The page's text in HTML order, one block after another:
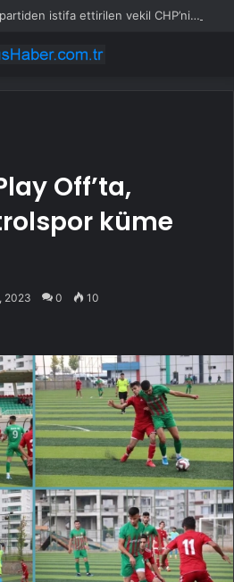
Kaçakçılık skandalıyla partiden istifa ettirilen vekil CHP’nin ilk transferi oldu
Off’ta,
küme
2023 0 10